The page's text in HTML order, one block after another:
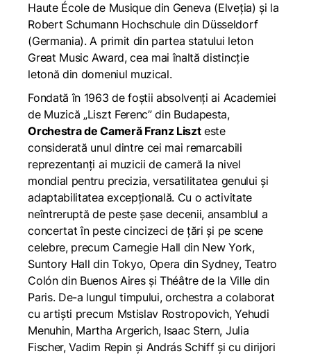
Haute École de Musique din Geneva (Elveția) și la
Robert Schumann Hochschule din Düsseldorf
(Germania). A primit din partea statului leton
Great Music Award, cea mai înaltă distincție
letonă din domeniul muzical.
Fondată în 1963 de foștii absolvenți ai Academiei
de Muzică „Liszt Ferenc” din Budapesta,
Orchestra de Cameră Franz Liszteste
considerată unul dintre cei mai remarcabili
reprezentanți ai muzicii de cameră la nivel
mondial pentru precizia, versatilitatea genului și
adaptabilitatea excepțională. Cu o activitate
neîntreruptă de peste șase decenii, ansamblul a
concertat în peste cincizeci de țări și pe scene
celebre, precum Carnegie Hall din New York,
Suntory Hall din Tokyo, Opera din Sydney, Teatro
Colón din Buenos Aires și Théâtre de la Ville din
Paris. De-a lungul timpului, orchestra a colaborat
cu artiști precum Mstislav Rostropovich, Yehudi
Menuhin, Martha Argerich, Isaac Stern, Julia
Fischer, Vadim Repin și András Schiff și cu dirijori